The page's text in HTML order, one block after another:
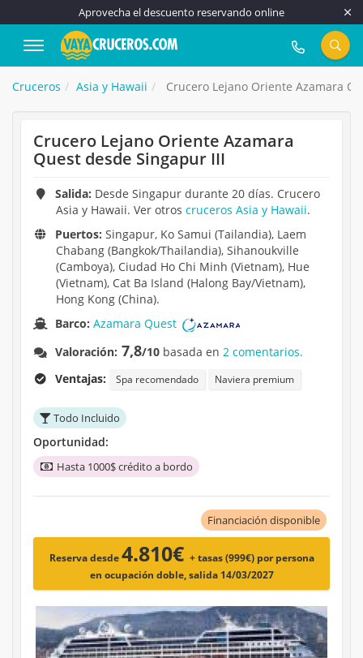
Aprovecha el descuento reservando online
917 815 555
Cruceros Asia y Hawaii Crucero Lejano Oriente Azamara
Crucero Lejano Oriente Azamara
Quest desde Singapur III
Salida: Desde Singapur durante 20 días. Crucero
Asia y Hawaii. Ver otros cruceros Asia y Hawaii.
Puertos: Singapur, Ko Samui (Tailandia), Laem
Chabang (Bangkok/Thailandia), Sihanoukville
(Camboya), Ciudad Ho Chi Minh (Vietnam), Hue
(Vietnam), Cat Ba Island (Halong Bay/Vietnam),
Hong Kong (China).
Barco:Azamara Quest
Valoración: 7,8/10 basada en2 comentarios.
Ventajas:
Spa recomendado Naviera premium
Todo Incluido
Oportunidad:
Hasta 1000$ crédito a bordo
Financiación disponible
Reserva desde4.810€ + tasas (999€) por persona
en ocupación doble, salida 14/03/2027